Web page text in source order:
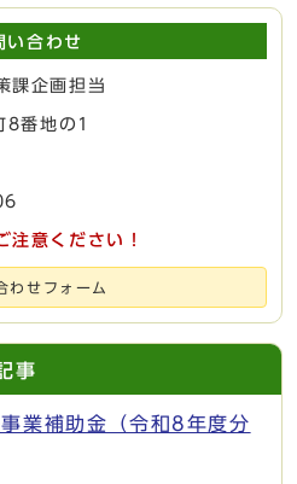
い合わせ
課企画担当
8番地の1
注意ください！
わせフォーム
事
業補助金（令和8年度分